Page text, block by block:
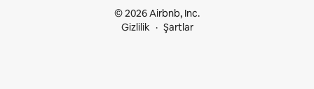
© 2026 Airbnb, Inc.
Gizlilik
Şartlar